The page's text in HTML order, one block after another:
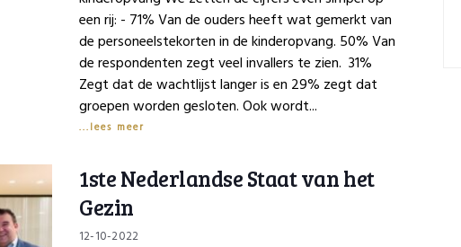
een rij: - 71% Van de ouders heeft wat gemerkt van
de personeelstekorten in de kinderopvang. 50% Van
de respondenten zegt veel invallers te zien. 31%
Zegt dat de wachtlijst langer is en 29% zegt dat
groepen worden gesloten. Ook wordt...
lees meer
1ste Nederlandse Staat van het
Gezin
12-10-2022